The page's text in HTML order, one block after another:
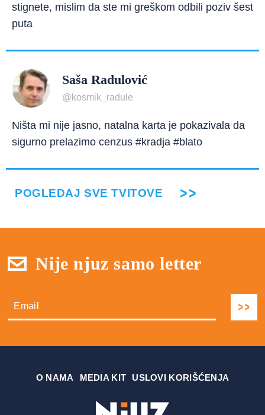
stignete, mislim da ste mi greškom odbili poziv šest
puta
Saša Radulović
@kosmik_radule
Ništa mi nije jasno, natalna karta je pokazivala da
sigurno prelazimo cenzus #kradja #blato
POGLEDAJ SVE TVITOVE
Nije njuz samo letter
О NAMA MEDIA KIT USLOVI KORIŠĆENJA